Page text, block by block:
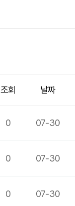
조회 날짜
0 07-30
0 07-30
0 07-30